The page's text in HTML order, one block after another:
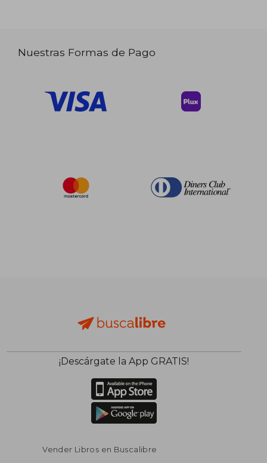
Nuestras Formas de Pago
¡Descárgate la App GRATIS!
Vender Libros en Buscalibre